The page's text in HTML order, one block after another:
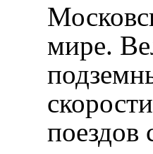
мире.
поездов